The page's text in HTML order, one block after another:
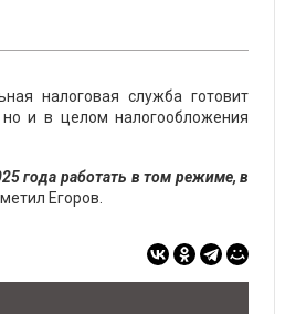
налоговая служба готовит
и в целом налогообложения
года работать в том режиме, в
Егоров.